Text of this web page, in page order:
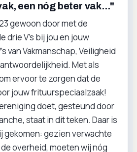
een nóg beter vak..."
gewoon door met de
drie V’s bij jou en jouw
van Vakmanschap, Veiligheid
Met als
ervoor te zorgen dat de
jouw frituurspeciaalzaak!
doet, gesteund door
staat in dit teken. Daar is
gekomen: gezien verwachte
overheid, moeten wij nóg